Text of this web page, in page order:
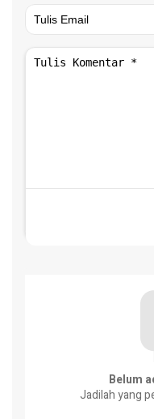
Belum
Jadilah yang